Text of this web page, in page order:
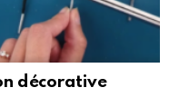
décorative